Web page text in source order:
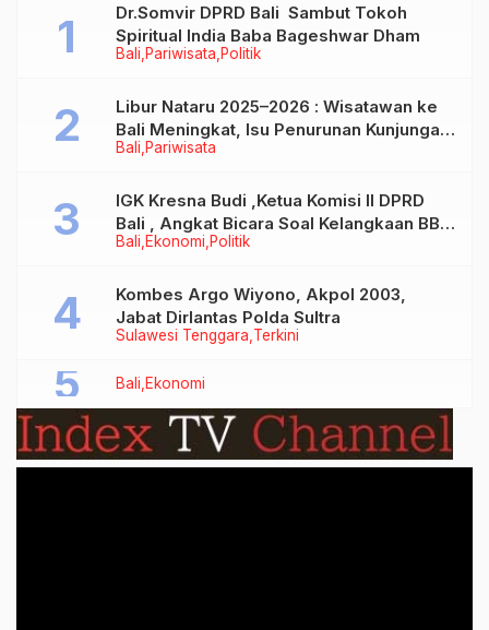
Bali Pariwisata Politik
Dr.Somvir DPRD Bali Sambut Tokoh
Spiritual India Baba Bageshwar Dham
Bali Pariwisata
Libur Nataru 2025–2026 : Wisatawan ke
Bali Meningkat, Isu Penurunan Kunjungan
Tidak Benar
Bali Ekonomi Politik
IGK Kresna Budi ,Ketua Komisi II DPRD
Bali , Angkat Bicara Soal Kelangkaan BBM
Bersubsidi Jenis Solar
Sulawesi Tenggara Terkini
Kombes Argo Wiyono, Akpol 2003,
Jabat Dirlantas Polda Sultra
Bali Ekonomi